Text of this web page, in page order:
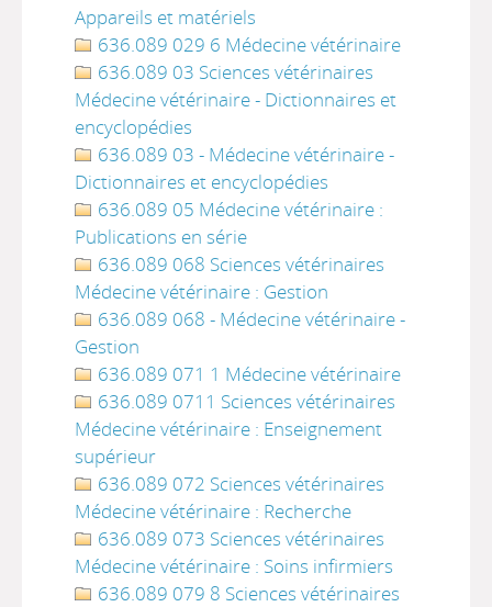
Appareils et matériels
636.089 029 6 Médecine vétérinaire
636.089 03 Sciences vétérinaires
Médecine vétérinaire - Dictionnaires et
encyclopédies
636.089 03 - Médecine vétérinaire -
Dictionnaires et encyclopédies
636.089 05 Médecine vétérinaire :
Publications en série
636.089 068 Sciences vétérinaires
Médecine vétérinaire : Gestion
636.089 068 - Médecine vétérinaire -
Gestion
636.089 071 1 Médecine vétérinaire
636.089 0711 Sciences vétérinaires
Médecine vétérinaire : Enseignement
supérieur
636.089 072 Sciences vétérinaires
Médecine vétérinaire : Recherche
636.089 073 Sciences vétérinaires
Médecine vétérinaire : Soins infirmiers
636.089 079 8 Sciences vétérinaires